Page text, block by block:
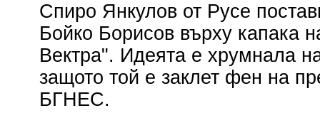
Спиро Янкулов от Русе
Бойко Борисов върху капака
Вектра". Идеята е хрумнала
защото той е заклет фен на
БГНЕС.